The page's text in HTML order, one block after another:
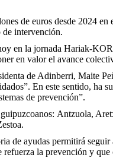
de euros desde 2024
intervención.
en la jornada Hariak-
en valor el avance
de Adinberri, Maite
En este sentido, ha
de prevención”.
Antzuola,
de ayudas permitirá
refuerza la prevención y